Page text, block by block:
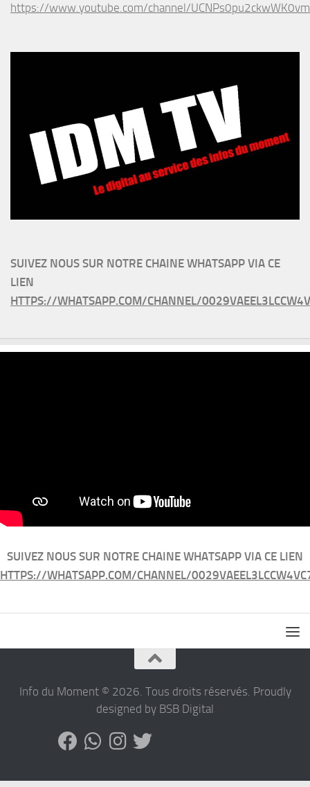
https://www.youtube.com/channel/
SUIVEZ NOUS SUR NOTRE CHAINE WHATSAPP VIA CE
LIEN
HTTPS://WHATSAPP.COM/CHANNEL/
SUIVEZ NOUS SUR NOTRE CHAINE WHATSAPP VIA CE LIEN
HTTPS://WHATSAPP.COM/CHANNEL/
Info du Moment © 2026. Tous droits réservés. Proudly
designed by BSB Digital